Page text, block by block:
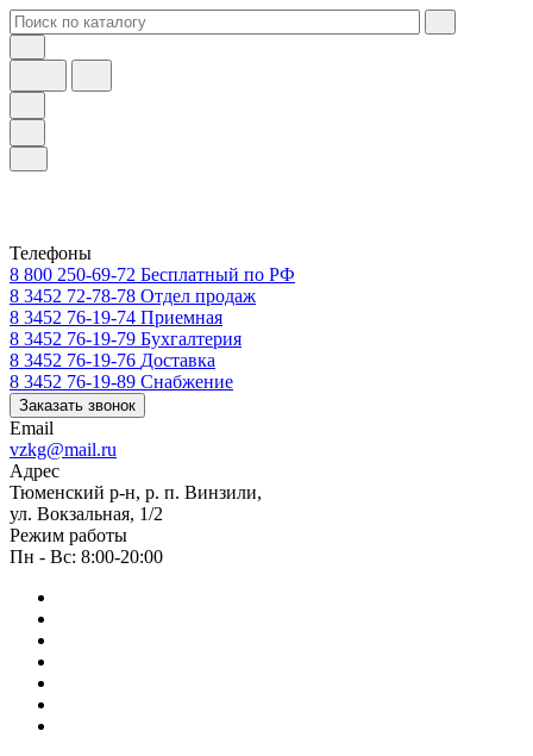
Телефоны
8 800 250-69-72 Бесплатный по РФ
8 3452 72-78-78 Отдел продаж
8 3452 76-19-74 Приемная
8 3452 76-19-79 Бухгалтерия
8 3452 76-19-76 Доставка
8 3452 76-19-89 Снабжение
Заказать звонок
Email
vzkg@mail.ru
Адрес
Тюменский р-н, р. п. Винзили,
ул. Вокзальная, 1/2
Режим работы
Пн - Вс: 8:00-20:00